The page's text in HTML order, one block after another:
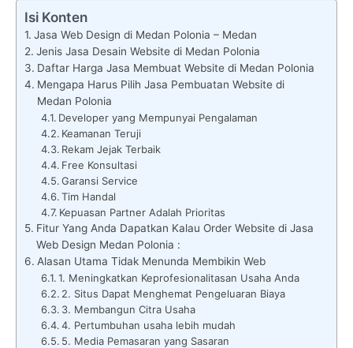
Isi Konten
Jasa Web Design di Medan Polonia – Medan
Jenis Jasa Desain Website di Medan Polonia
Daftar Harga Jasa Membuat Website di Medan Polonia
Mengapa Harus Pilih Jasa Pembuatan Website di
Medan Polonia
Developer yang Mempunyai Pengalaman
Keamanan Teruji
Rekam Jejak Terbaik
Free Konsultasi
Garansi Service
Tim Handal
Kepuasan Partner Adalah Prioritas
Fitur Yang Anda Dapatkan Kalau Order Website di Jasa
Web Design Medan Polonia :
Alasan Utama Tidak Menunda Membikin Web
1. Meningkatkan Keprofesionalitasan Usaha Anda
2. Situs Dapat Menghemat Pengeluaran Biaya
3. Membangun Citra Usaha
4. Pertumbuhan usaha lebih mudah
5. Media Pemasaran yang Sasaran